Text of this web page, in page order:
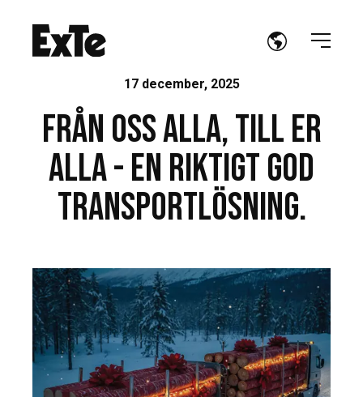
17 december, 2025
Från oss alla, till er
alla - en riktigt god
transportlösning.